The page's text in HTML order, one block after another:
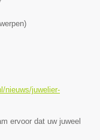
)
nieuws/juwelier-
ervoor dat uw juweel